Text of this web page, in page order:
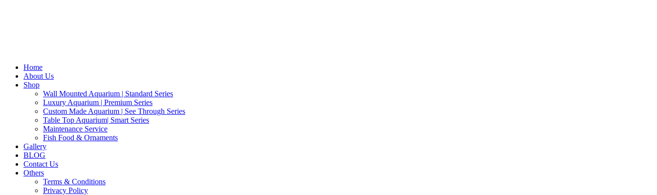
Home
About Us
Shop
Wall Mounted Aquarium | Standard Series
Luxury Aquarium | Premium Series
Custom Made Aquarium | See Through Series
Table Top Aquarium| Smart Series
Maintenance Service
Fish Food & Ornaments
Gallery
BLOG
Contact Us
Others
Terms & Conditions
Privacy Policy